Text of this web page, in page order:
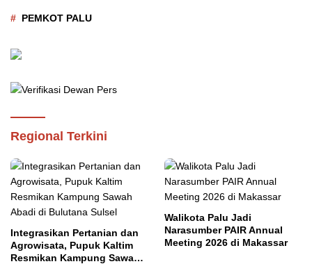
PEMKOT PALU
Regional Terkini
Integrasikan Pertanian dan
Agrowisata, Pupuk Kaltim
Resmikan Kampung Sawah
Walikota Palu Jadi
Narasumber PAIR Annual
Meeting 2026 di Makassar